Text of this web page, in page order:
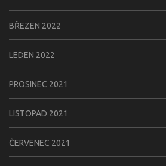
BŘEZEN 2022
LEDEN 2022
PROSINEC 2021
LISTOPAD 2021
ČERVENEC 2021